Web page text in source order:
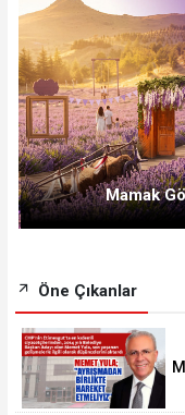
Mamak
Öne Çıkanlar